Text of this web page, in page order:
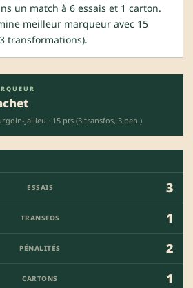
un match à 6 essais et 1 carton.
meilleur marqueur avec 15
transformations).
Jallieu · 15 pts (3 transfos, 3 pen.)
ESSAIS
3
TRANSFOS
1
PÉNALITÉS
2
CARTONS 1